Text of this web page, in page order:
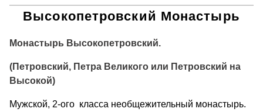
Высокопетровский Монастырь
Монастырь Высокопетровский.
(Петровский, Петра Великого или Петровский на
Высокой)
Мужской, 2-ого класса необщежительный монастырь.